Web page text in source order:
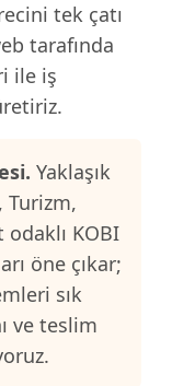
tek çatı
tarafında
ile iş
Yaklaşık
Turizm,
KOBI
öne çıkar;
sık
ve teslim